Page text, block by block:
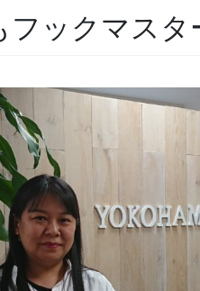
フックマスタ